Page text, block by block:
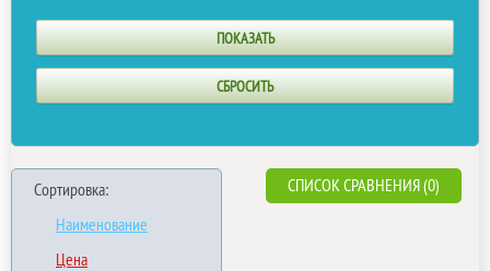
Сортировка:
Наименование
Цена
СПИСОК СРАВНЕНИЯ (0)